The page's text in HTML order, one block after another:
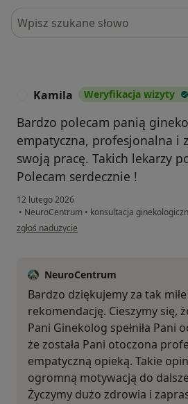
Szukaj w opiniach
Kamila Weryfikacja wizyty
Bardzo polecam panią
empatyczna, profesjonalna i
swoją pracę. Takich lekarzy
Polecam serdecznie !
12 lutego 2026
• NeuroCentrum • konsultacja
w opinii użytkownika Kamila
zgłoś nadużycie
NeuroCentrum
Bardzo dziękujemy za tak miłe
rekomendację. Cieszymy się,
Pani Ginekolog spełniła Pani
że została Pani otoczona
empatyczną opieką. Takie
ogromną motywacją do
Życzymy dużo zdrowia i